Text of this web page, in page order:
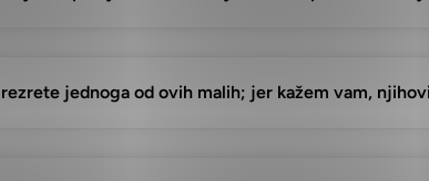
jednoga od ovih malih; jer kažem vam,